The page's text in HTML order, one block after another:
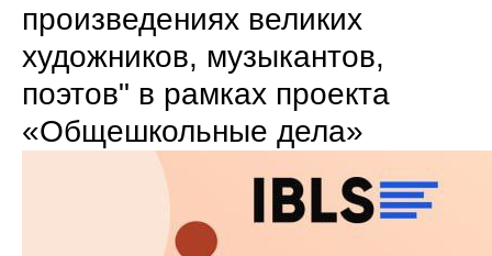
произведениях великих
художников, музыкантов,
поэтов" в рамках проекта
«Общешкольные дела»